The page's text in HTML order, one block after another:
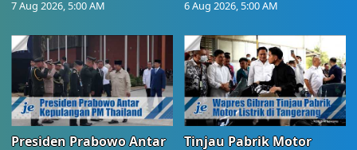
7 Aug 2026, 5:00 AM 6 Aug 2026, 5:00 AM
Presiden Prabowo Antar
Tinjau Pabrik Motor